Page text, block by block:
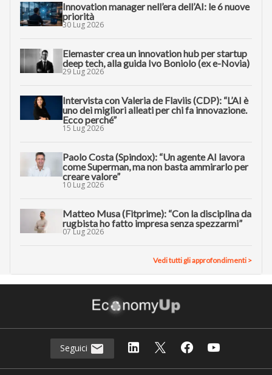
Innovation manager nell’era dell’AI: le 6 nuove
priorità
30 Lug 2026
Elemaster crea un innovation hub per startup
deep tech, alla guida Ivo Boniolo (ex e-Novia)
29 Lug 2026
Intervista con Valeria de Flaviis (CDP): “L’AI è
uno dei migliori alleati per chi fa innovazione.
Ecco perché”
15 Lug 2026
Paolo Costa (Spindox): “Un agente AI lavora
come Superman, ma non basta ammirarlo per
creare valore”
10 Lug 2026
Matteo Musa (Fitprime): “Con la disciplina da
rugbista ho fatto impresa senza spezzarmi”
07 Lug 2026
Vedi tutti gli approfondimenti >
Seguici